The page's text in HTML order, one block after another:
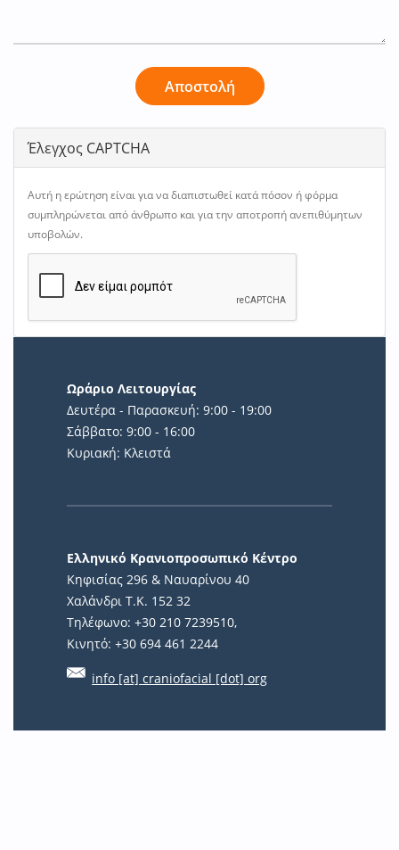
Αποστολή
Έλεγχος CAPTCHA
Αυτή η ερώτηση είναι για να διαπιστωθεί κατά πόσον ή φόρμα
συμπληρώνεται από άνθρωπο και για την αποτροπή ανεπιθύμητων
υποβολών.
Ωράριο Λειτουργίας
Δευτέρα - Παρασκευή: 9:00 - 19:00
Σάββατο: 9:00 - 16:00
Κυριακή: Κλειστά
Ελληνικό Κρανιοπροσωπικό Κέντρο
Κηφισίας 296 & Ναυαρίνου 40
Χαλάνδρι Τ.Κ. 152 32
Τηλέφωνο: +30 210 7239510,
Κινητό: +30 694 461 2244
info [at] craniofacial [dot] org